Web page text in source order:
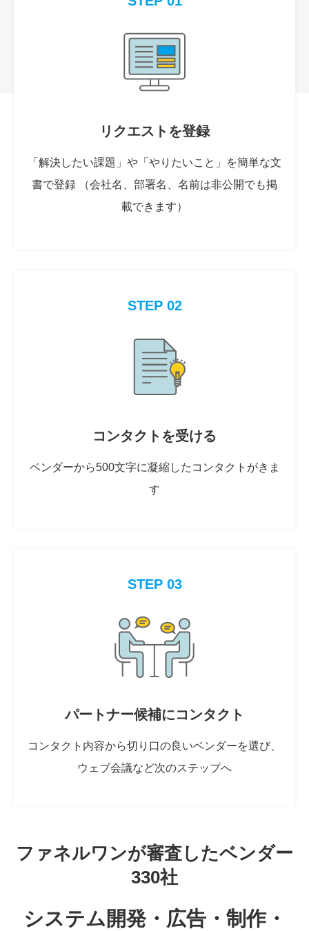
リクエストを登録
「解決したい課題」や「やりたいこと」を簡単な文
書で登録 （会社名、部署名、名前は非公開でも掲
載できます）
STEP 02
コンタクトを受ける
ベンダーから500文字に凝縮したコンタクトがきま
す
STEP 03
パートナー候補にコンタクト
コンタクト内容から切り口の良いベンダーを選び、
ウェブ会議など次のステップへ
ファネルワンが審査したベンダー
330社
システム開発・広告・制作・